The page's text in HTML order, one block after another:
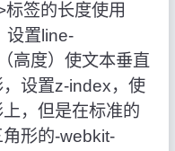
标签的长度使用
设置 line-
高度）使文本垂直
设置z-index，使
，但是在标准的
形的-webkit-